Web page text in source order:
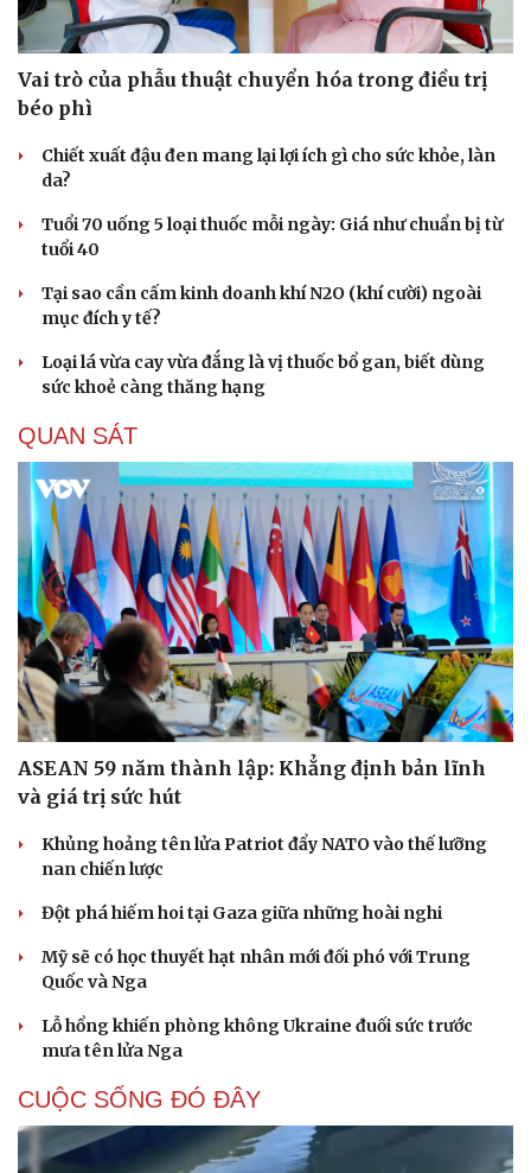
Tư vấn
Săn Tour
check-in
Đọc truyện đêm khuya
Cửa sổ tình yêu
Kể chuyện cho bé
Hạt giống tâm hồn
Vai trò của phẫu thuật chuyển hóa trong điều trị
béo phì
Chiết xuất đậu đen mang lại lợi ích gì cho sức khỏe, làn
da?
Tuổi 70 uống 5 loại thuốc mỗi ngày: Giá như chuẩn bị từ
tuổi 40
Tại sao cần cấm kinh doanh khí N2O (khí cười) ngoài
mục đích y tế?
Loại lá vừa cay vừa đắng là vị thuốc bổ gan, biết dùng
sức khoẻ càng thăng hạng
QUAN SÁT
ASEAN 59 năm thành lập: Khẳng định bản lĩnh
và giá trị sức hút
Khủng hoảng tên lửa Patriot đẩy NATO vào thế lưỡng
nan chiến lược
Đột phá hiếm hoi tại Gaza giữa những hoài nghi
Mỹ sẽ có học thuyết hạt nhân mới đối phó với Trung
Quốc và Nga
Lỗ hổng khiến phòng không Ukraine đuối sức trước
mưa tên lửa Nga
CUỘC SỐNG ĐÓ ĐÂY